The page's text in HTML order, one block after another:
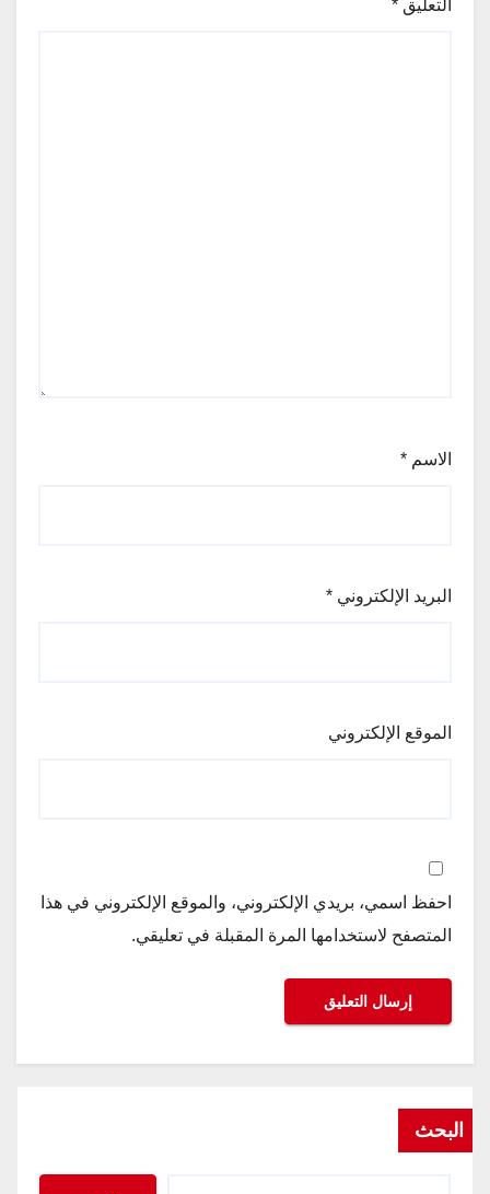
التعليق *
الاسم *
البريد الإلكتروني *
الموقع الإلكتروني
احفظ اسمي، بريدي الإلكتروني، والموقع الإلكتروني في هذا
المتصفح لاستخدامها المرة المقبلة في تعليقي.
البحث